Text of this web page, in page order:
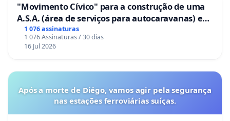
"Movimento Cívico" para a construção de uma
A.S.A. (área de serviços para autocaravanas) em
Coimbra
1 076 assinaturas
1 076 Assinaturas / 30 dias
16 Jul 2026
Após a morte de Diégo, vamos agir pela segurança
nas estações ferroviárias suíças.